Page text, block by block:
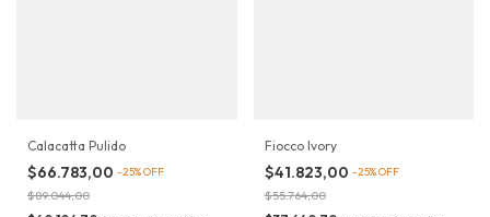
Calacatta Pulido
$66.783,00 -25%OFF
$89.044,00
Fiocco Ivory
$41.823,00 -25%OFF
$55.764,00